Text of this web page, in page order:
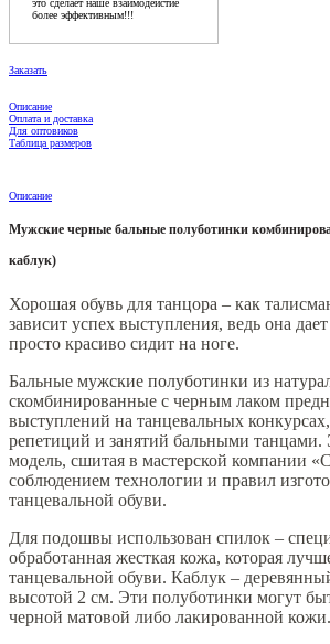
это сделает наше взаимодейстие
более эффективным!!!
Заказать
Описание
Оплата и доставка
Для оптовиков
Таблица размеров
Описание
Мужские черные бальные полуботинки
каблук)
Хорошая обувь для танцора – как
зависит успех выступления, ведь она
просто красиво сидит на ноге.
Бальные мужские полуботинки из
скомбинированные с черным лаком
выступлений на танцевальных
репетиций и занятий бальными танцами.
модель, сшитая в мастерской компании
соблюдением технологии и правил
танцевальной обуви.
Для подошвы использован спилок –
обработанная жесткая кожа, которая
танцевальной обуви. Каблук –
высотой 2 см. Эти полуботинки могут
черной матовой либо лакированной кожи.